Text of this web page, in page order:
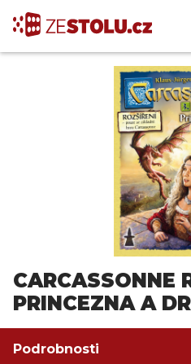
CARCASSONNE
PRINCEZNA A
Podrobnosti